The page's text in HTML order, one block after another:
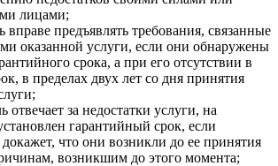
лицами;
вправе предъявлять требования, связанные
оказанной услуги, если они обнаружены
срока, а при его отсутствии в
в пределах двух лет со дня принятия
отвечает за недостатки услуги, на
гарантийный срок, если
докажет, что они возникли до ее принятия
возникшим до этого момента;